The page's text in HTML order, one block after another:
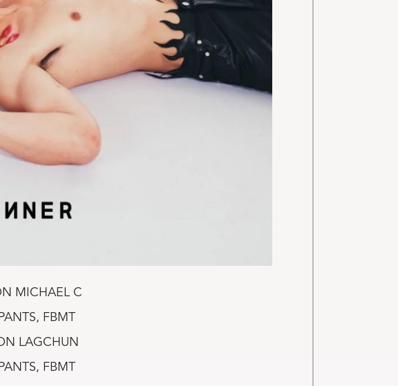
MICHAEL C
FBMT
LAGCHUN
FBMT